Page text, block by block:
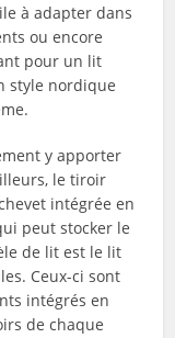
à adapter dans
ou encore
pour un lit
style nordique
y apporter
le tiroir
intégrée en
peut stocker le
de lit est le lit
Ceux-ci sont
intégrés en
de chaque